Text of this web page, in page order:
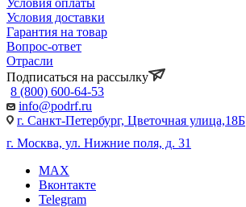
Условия оплаты
Условия доставки
Гарантия на товар
Вопрос-ответ
Отрасли
Подписаться на рассылку
8 (800) 600-64-53
info@podrf.ru
г. Санкт-Петербург, Цветочная улица,18Б
г. Москва, ул. Нижние поля, д. 31
MAX
Вконтакте
Telegram